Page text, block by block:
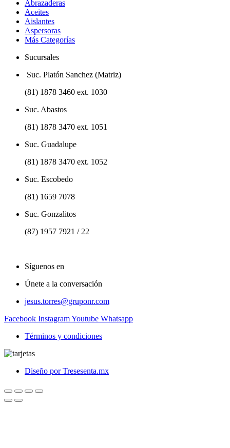
Abrazaderas
Aceites
Aislantes
Aspersoras
Más Categorías
Sucursales
Suc. Platón Sanchez (Matriz)
(81) 1878 3460 ext. 1030
Suc. Abastos
(81) 1878 3470 ext. 1051
Suc. Guadalupe
(81) 1878 3470 ext. 1052
Suc. Escobedo
(81) 1659 7078
Suc. Gonzalitos
(87) 1957 7921 / 22
Síguenos en
Únete a la conversación
jesus.torres@gruponr.com
Facebook InstagramYoutube Whatsapp
Términos y condiciones
Diseño por Tresesenta.mx